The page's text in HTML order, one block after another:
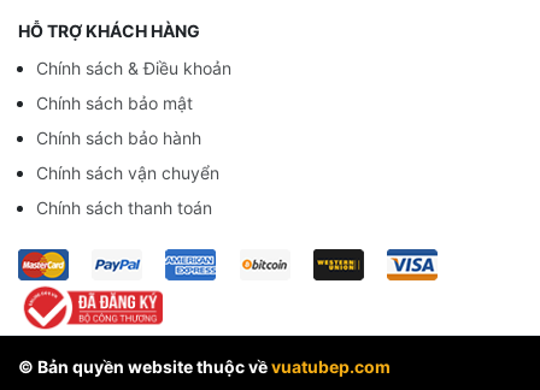
HỖ TRỢ KHÁCH HÀNG
Chính sách & Điều khoản
Chính sách bảo mật
Chính sách bảo hành
Chính sách vận chuyển
Chính sách thanh toán
© Bản quyền website thuộc vềvuatubep.com